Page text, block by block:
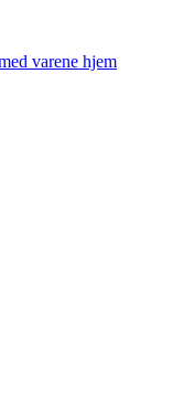
varene hjem